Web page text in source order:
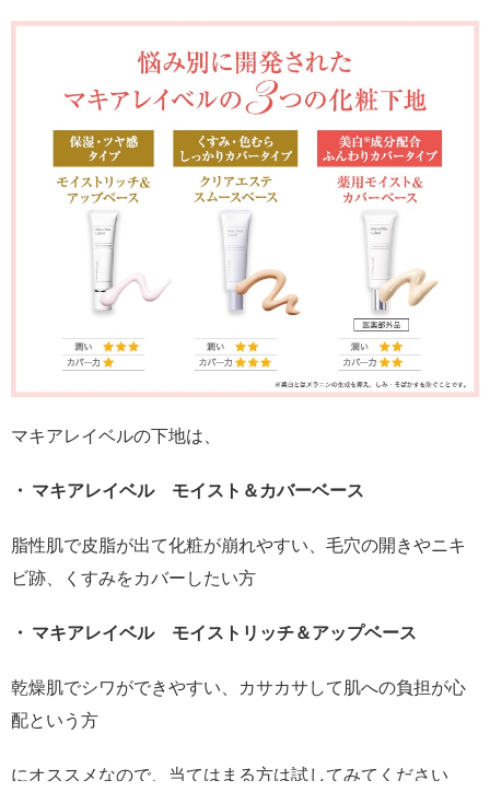
マキアレイベルの下地は、
・ マキアレイベル モイスト＆カバーベース
脂性肌で皮脂が出て化粧が崩れやすい、毛穴の開きやニキ
ビ跡、くすみをカバーしたい方
・ マキアレイベル モイストリッチ＆アップベース
乾燥肌でシワができやすい、カサカサして肌への負担が心
配という方
にオススメなので、当てはまる方は試してみてください